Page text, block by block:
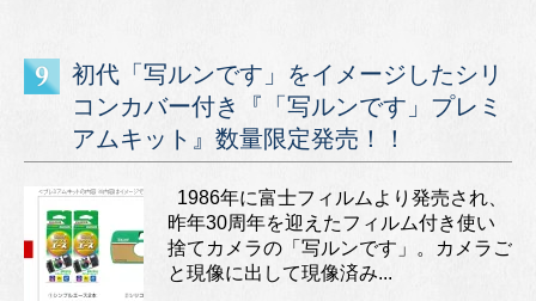
初代「写ルンです」をイメージしたシリ
コンカバー付き『「写ルンです」プレミ
アムキット』数量限定発売！！
1986年に富士フィルムより発売され、
昨年30周年を迎えたフィルム付き使い
捨てカメラの「写ルンです」。カメラご
と現像に出して現像済み...